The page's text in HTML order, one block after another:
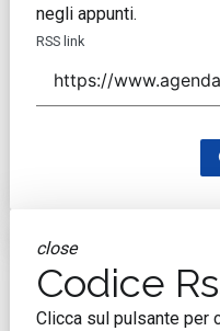
negli appunti.
RSS link
close
Codice
Clicca sul pulsante per